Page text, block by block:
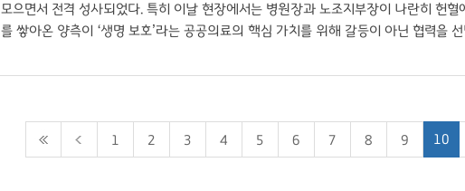
모으면서 전격 성사되었다. 특히 이날 현장에서는 병원장과 노조지부장이 나란히 헌
를 쌓아온 양측이 ‘생명 보호’라는 공공의료의 핵심 가치를 위해 갈등이 아닌 협력을
아냈다. 김정아 지부장은 “노사가 함께 땀 흘려 준비한 이번 행사가 혈액이 필요한
1
2 3 4 5 6 7 8 9 10